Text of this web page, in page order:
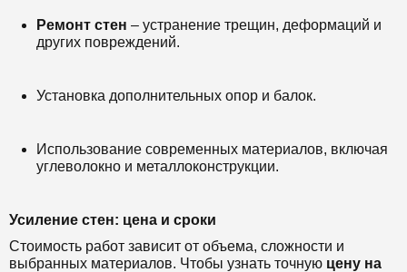
Ремонт стен – устранение трещин, деформаций и
других повреждений.
Установка дополнительных опор и балок.
Использование современных материалов, включая
углеволокно и металлоконструкции.
Усиление стен: цена и сроки
Стоимость работ зависит от объема, сложности и
выбранных материалов. Чтобы узнать точную цену на